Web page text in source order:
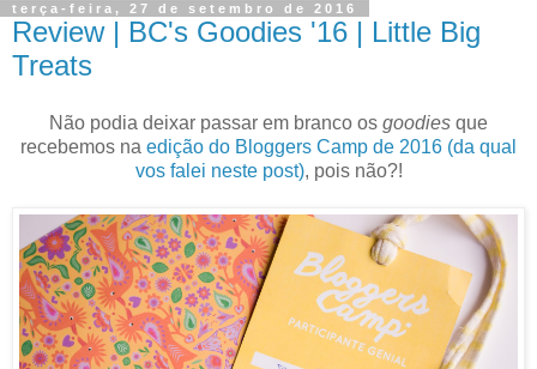
terça-feira, 27 de setembro de 2016
Review | BC's Goodies '16 | Little Big
Treats
Não podia deixar passar em branco os goodies que
recebemos na edição do Bloggers Camp de 2016 (da qual
vos falei neste post), pois não?!